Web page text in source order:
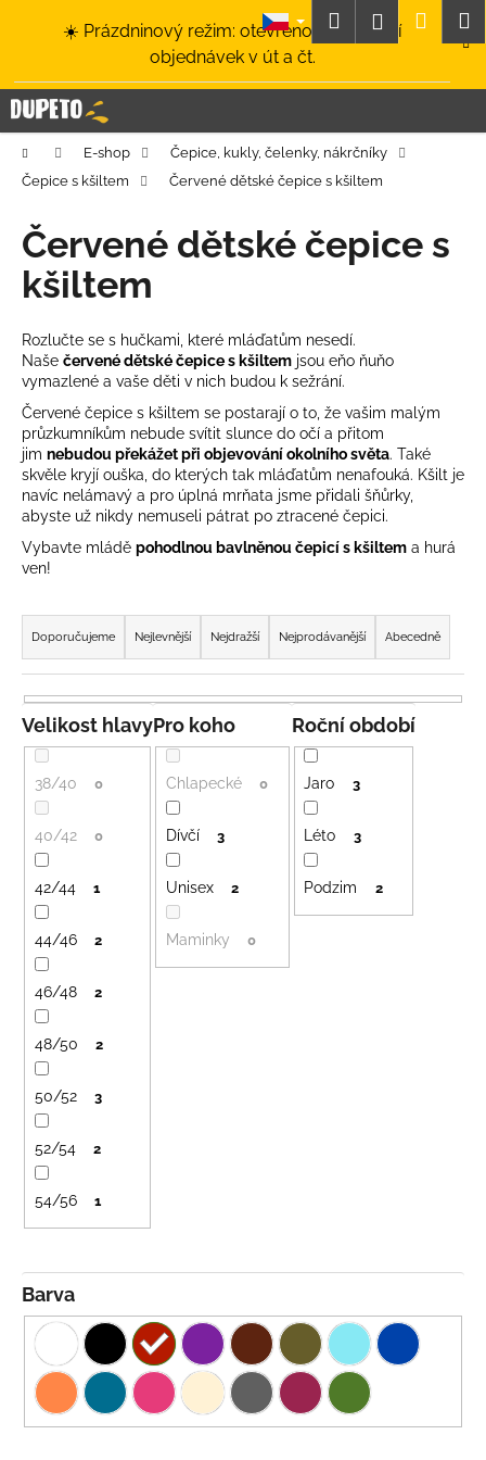
☀️ Prázdninový režim: otevřeno a odesílání
objednávek v út a čt.
HledatPřihlášení
Domů E-shop
Čepice, kukly, čelenky, nákrčníky
Čepice s kšiltem
Červené dětské čepice s kšiltem
Červené dětské čepice s
kšiltem
Rozlučte se s hučkami, které mláďatům nesedí.
Naše červenédětské čepice s kšiltem jsou eňo ňuňo
vymazlené a vaše děti v nich budou k sežrání.
Červené čepice s kšiltem se postarají o to, že vašim malým
průzkumníkům nebude svítit slunce do očí a přitom
jim nebudou překážet při objevování okolního světa. Také
skvěle kryjí ouška, do kterých tak mláďatům nenafouká. Kšilt je
navíc nelámavý a pro úplná mrňata jsme přidali šňůrky,
abyste už nikdy nemuseli pátrat po ztracené čepici.
Vybavte mládě pohodlnou bavlněnou čepicí s kšiltem a hurá
ven!
Ř
a
z
e
n
í
p
o
d
u
ů
Doporučujeme Nejlevnější Nejdražší Nejprodávanější Abecedně
Barva
Pro koho
Chlapecké 0
Dívčí 3
Unisex 2
Maminky 0
Roční období
Jaro 3
Léto 3
Podzim 2
Velikost hlavy
38/40 0
40/42 0
42/44 1
44/46 2
46/48 2
48/50 2
50/52 3
52/54 2
54/56 1
í
k C
o
p
t
ř
e
u
j
e
t
e
n
a
j
í
?
HLEDAT
D
m
LETNÍ
KLOBOUČEK
UV
BÍLÝ
395
Kč